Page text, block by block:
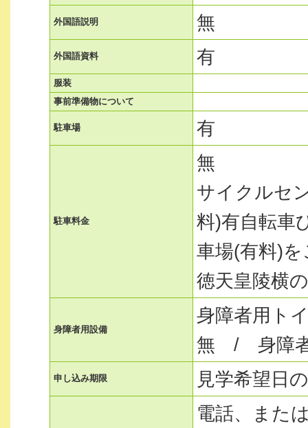
外国語説明 無
外国語資料 有
服装
事前準備物について
駐車場 有
駐車料金
無
サイクルセ
料)有自転車
車場(有料)
徳天皇陵横
身障者用設備
身障者用ト
無 / 身障者
申し込み期限 見学希望日
電話、また